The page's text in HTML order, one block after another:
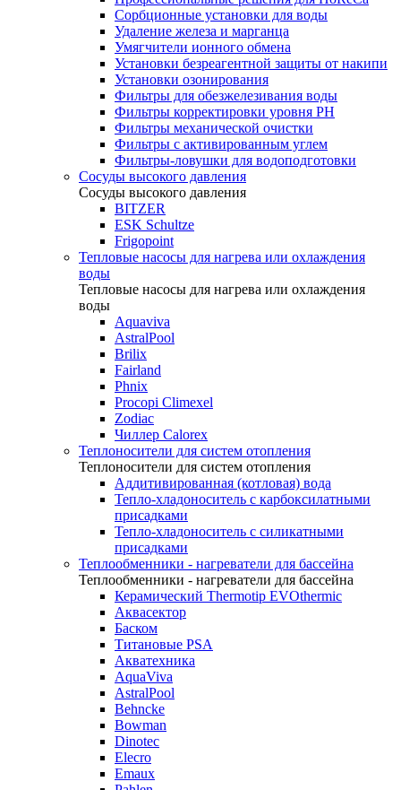
Сорбционные установки для воды
Удаление железа и марганца
Умягчители ионного обмена
Установки безреагентной защиты от накипи
Установки озонирования
Фильтры для обезжелезивания воды
Фильтры корректировки уровня PH
Фильтры механической очистки
Фильтры с активированным углем
Фильтры-ловушки для водоподготовки
Сосуды высокого давления
Сосуды высокого давления
BITZER
ESK Schultze
Frigopoint
Тепловые насосы для нагрева или охлаждения
воды
Тепловые насосы для нагрева или охлаждения
воды
Aquaviva
AstralPool
Brilix
Fairland
Phnix
Procopi Climexel
Zodiac
Чиллер Calorex
Теплоносители для систем отопления
Теплоносители для систем отопления
Аддитивированная (котловая) вода
Тепло-хладоноситель с карбоксилатными
присадками
Тепло-хладоноситель с силикатными
присадками
Теплообменники - нагреватели для бассейна
Теплообменники - нагреватели для бассейна
Керамический Thermotip EVOthermic
Аквасектор
Баском
Титановые PSA
Акватехника
AquaViva
AstralPool
Behncke
Bowman
Dinotec
Elecro
Emaux